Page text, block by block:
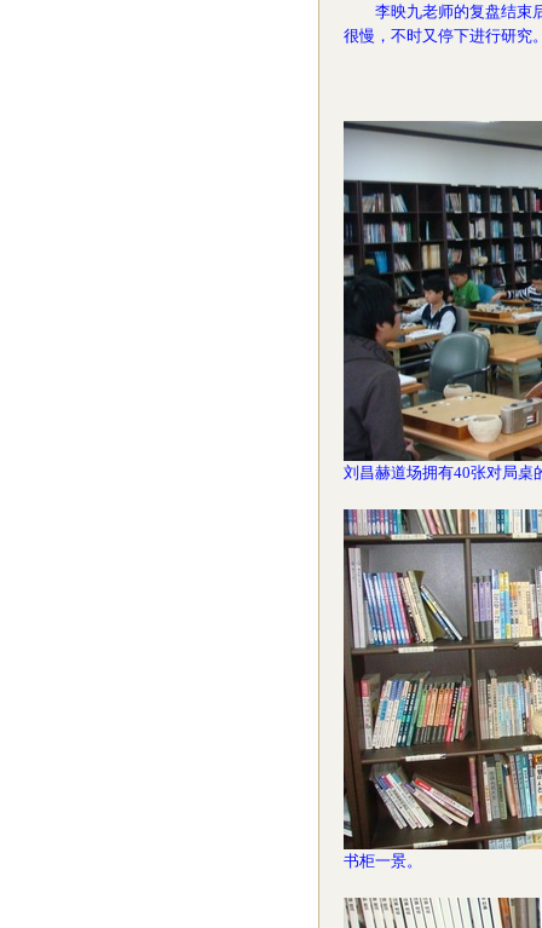
李映九老师的复盘结束后
很慢，不时又停下进行研究
刘昌赫道场拥有40张对局桌
书柜一景。